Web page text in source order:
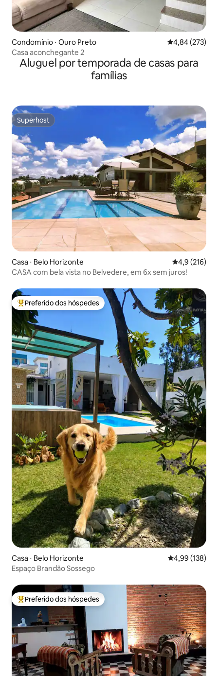
Condomínio ⋅ Ouro Preto 4,84 de uma
4,84 (273)
Casa aconchegante 2
Aluguel por temporada de casas para
famílias
Superhost
Superhost
Casa ⋅ Belo Horizonte 4,9 de uma
4,9 (216)
CASA com bela vista no Belvedere, em 6x sem juros!
Entre os melhores preferidos dos hóspedes
Preferido dos hóspedes
Casa ⋅ Belo Horizonte 4,99 de uma
4,99 (138)
Espaço Brandão Sossego
Entre os melhores preferidos dos hóspedes
Preferido dos hóspedes